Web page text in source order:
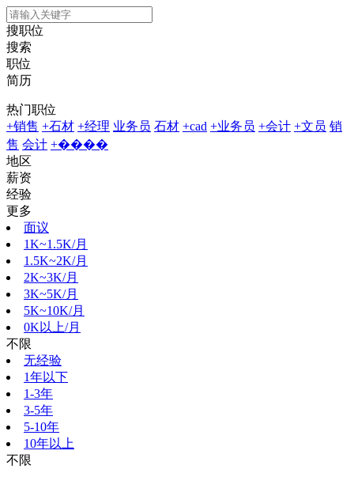
搜职位
搜索
职位
简历
热门职位
+销售 +石材 +经理 业务员 石材 +cad +业务员 +会计 +文员 销
售 会计 +����
地区
薪资
经验
更多
面议
1K~1.5K/月
1.5K~2K/月
2K~3K/月
3K~5K/月
5K~10K/月
0K以上/月
不限
无经验
1年以下
1-3年
3-5年
5-10年
10年以上
不限